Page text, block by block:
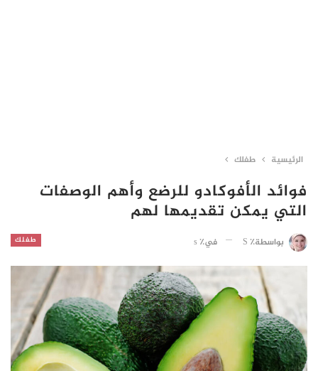
الرئيسية طفلك
فوائد الأفوكادو للرضع وأهم الوصفات
التي يمكن تقديمها لهم
طفلك بواسطة٪ S في٪ s